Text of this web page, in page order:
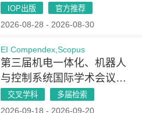
届人工智能、光电子学与光
学技术国际研讨会（AIOT
IOP出版 官方推荐
2026-08-28 - 2026-08-30
EI Compendex,Scopus
第三届机电一体化、机器人
与控制系统国际学术会议
(MRCS 2026)
交叉学科 多届检索
2026-09-18 - 2026-09-20